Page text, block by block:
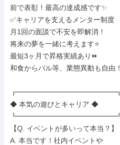
前で表彰！最高の達成感です✨
✅キャリアを支えるメンター制度
月1回の面談で不安を即解消！
将来の夢を一緒に考えます⭐
最短3ヶ月で昇格実績あり⏩
和食からバル等、業態異動も自由！
┏━━━━━━━━━━━━━━┓
◆ 本気の遊びとキャリア ◆
┗━━━━━━━━━━━━━━┛
【Q. イベントが多いって本当？】
A. 本当です！社内イベントや